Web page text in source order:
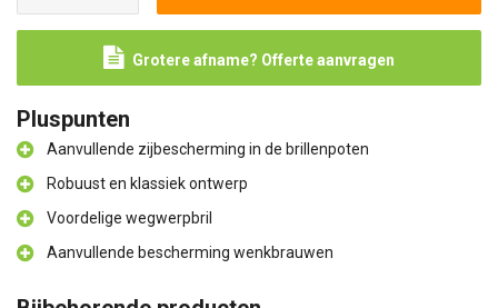
Grotere afname? Offerte aanvragen
Pluspunten
Aanvullende zijbescherming in de brillenpoten
Robuust en klassiek ontwerp
Voordelige wegwerpbril
Aanvullende bescherming wenkbrauwen